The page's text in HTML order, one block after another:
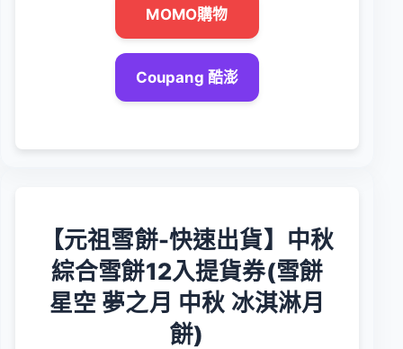
MOMO購物
Coupang 酷澎
【元祖雪餅-快速出貨】中秋
綜合雪餅12入提貨券(雪餅
星空 夢之月 中秋 冰淇淋月
餅)